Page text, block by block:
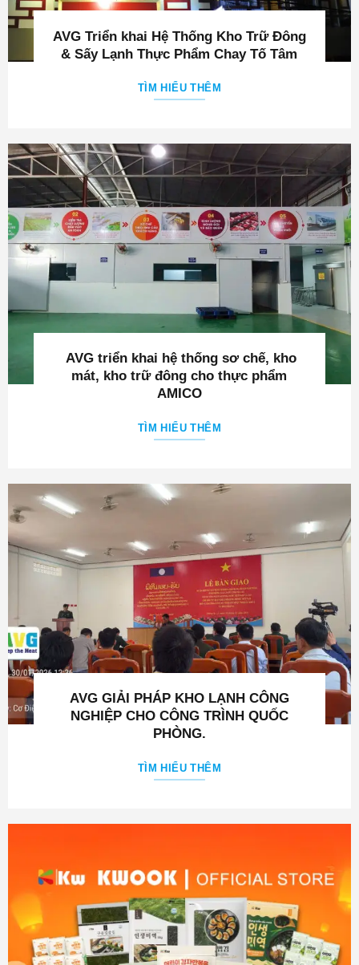
AVG triển khai hệ thống sơ chế, kho
mát, kho trữ đông cho thực phẩm
AMICO
TÌM HIỂU THÊM
AVG GIẢI PHÁP KHO LẠNH CÔNG
NGHIỆP CHO CÔNG TRÌNH QUỐC
PHÒNG.
TÌM HIỂU THÊM
AVG Thiết Kế Phòng Sạch 600m3 & Kho
Lạnh Bảo Quản Rong Biển Cho Đối Tác
Hàn Quốc